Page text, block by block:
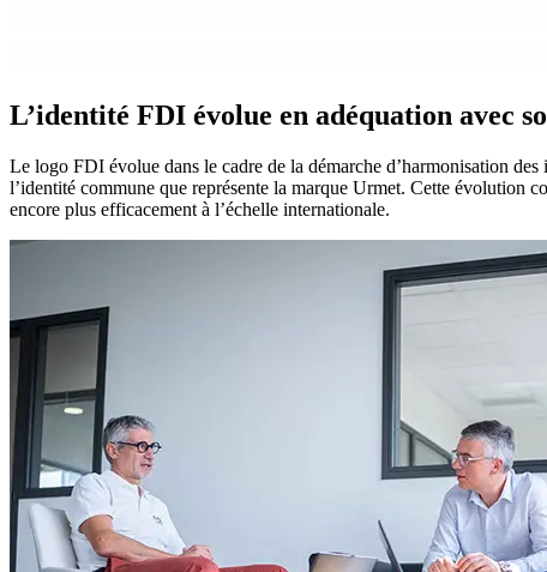
L’identité FDI évolue en adéquation avec
Le logo FDI évolue dans le cadre de la démarche d’harmonisation
l’identité commune que représente la marque Urmet. Cette évolution
encore plus efficacement à l’échelle internationale.